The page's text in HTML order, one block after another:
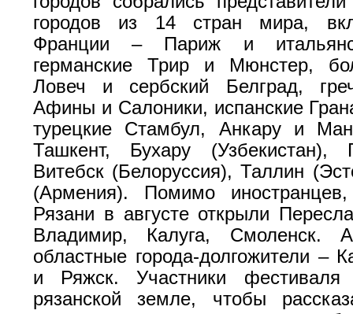
городов из 14 стран мира,
Франции – Париж и
германские Трир и Мюнстер,
Ловеч и сербский Белград,
Афины и Салоники, испанские
турецкие Стамбул, Анкару и
Ташкент, Бухару (Узбекистан),
Витебск (Белоруссия), Таллин
(Армения). Помимо
Рязани в августе открыли
Владимир, Калуга, Смоленск.
областные города-долгожители –
и Ряжск. Участники фестиваля
рязанской земле, чтобы